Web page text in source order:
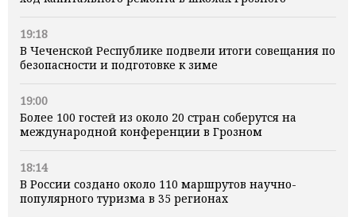
19:18
В Чеченской Республике подвели итоги совещания по
безопасности и подготовке к зиме
19:00
Более 100 гостей из около 20 стран соберутся на
международной конференции в Грозном
18:14
В России создано около 110 маршрутов научно-
популярного туризма в 35 регионах